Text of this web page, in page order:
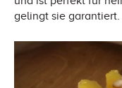
gelingt sie garantiert.